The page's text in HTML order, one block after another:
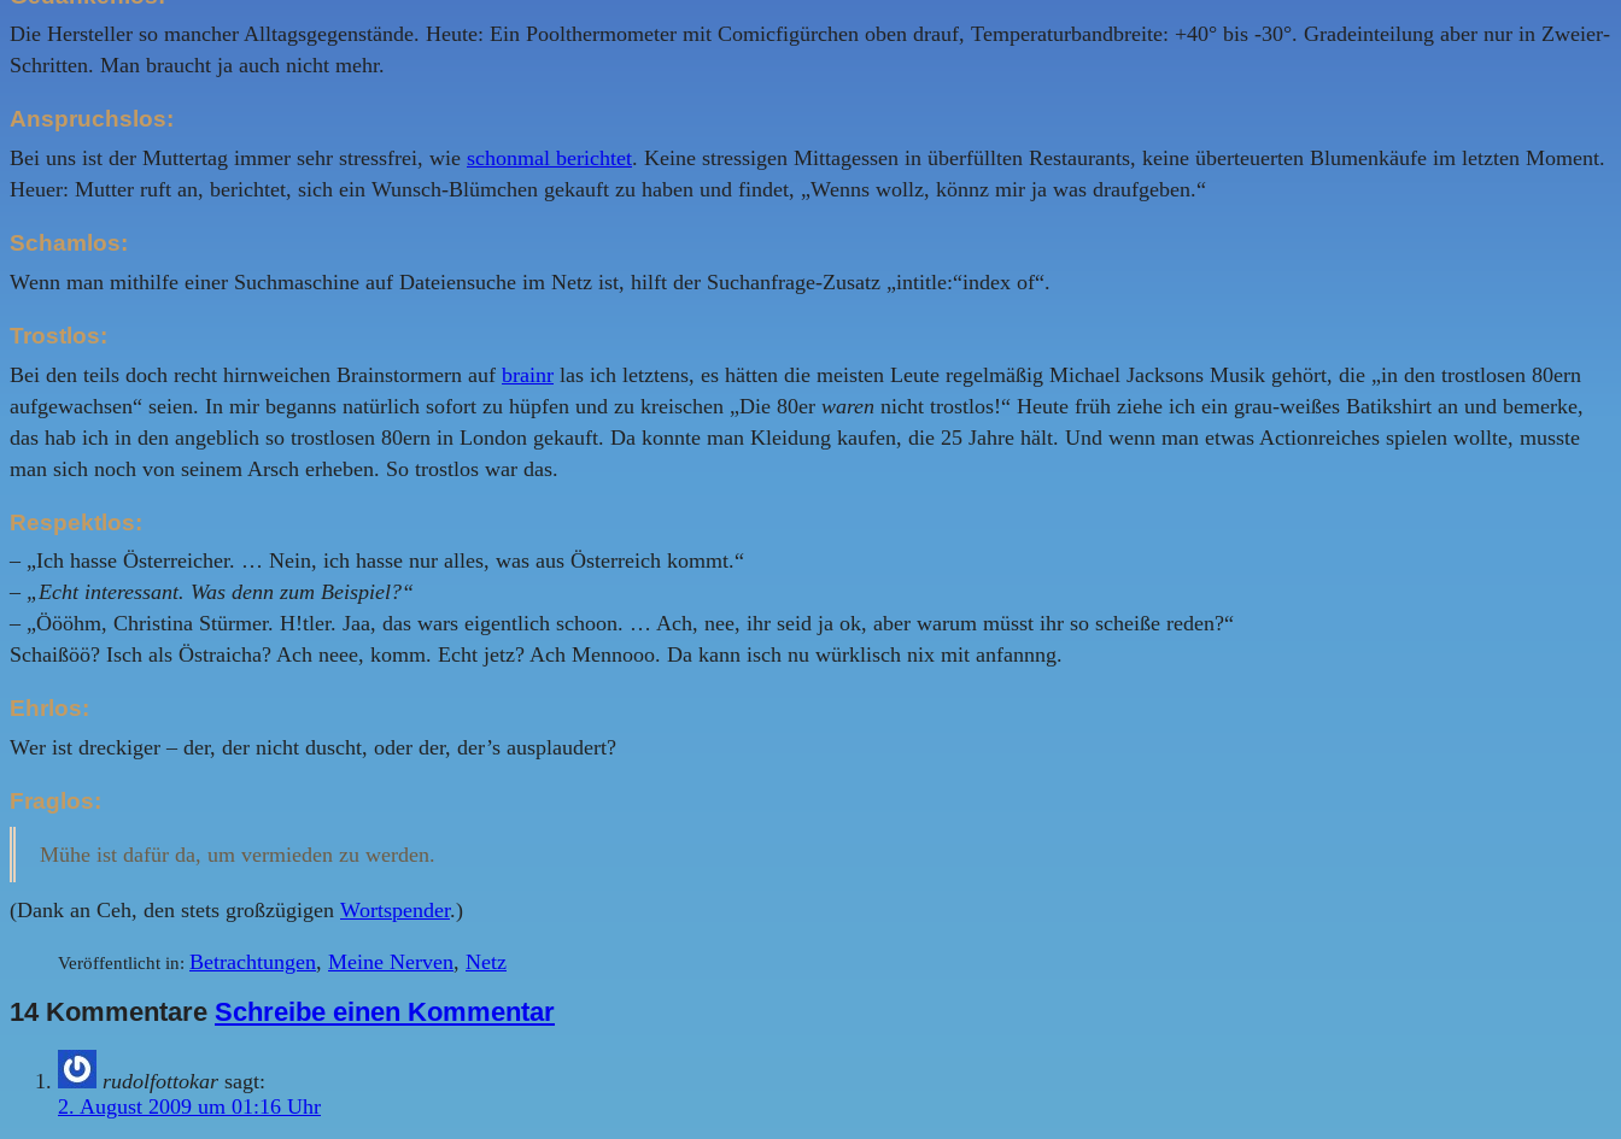
Die Hersteller so mancher Alltagsgegenstände. Heute: Ein Poolthermometer mit Comicfigürchen oben drauf, Temperaturbandbreite: +40° bis -30°. Gradeinteilung aber nur in Zweier-
Schritten. Man braucht ja auch nicht mehr.
Anspruchslos:
Bei uns ist der Muttertag immer sehr stressfrei, wie schonmal berichtet. Keine stressigen Mittagessen in überfüllten Restaurants, keine überteuerten Blumenkäufe im letzten Moment.
Heuer: Mutter ruft an, berichtet, sich ein Wunsch-Blümchen gekauft zu haben und findet, „Wenns wollz, könnz mir ja was draufgeben.“
Schamlos:
Wenn man mithilfe einer Suchmaschine auf Dateiensuche im Netz ist, hilft der Suchanfrage-Zusatz „intitle:“index of“.
Trostlos:
Bei den teils doch recht hirnweichen Brainstormern auf brainr las ich letztens, es hätten die meisten Leute regelmäßig Michael Jacksons Musik gehört, die „in den trostlosen 80ern
aufgewachsen“ seien. In mir beganns natürlich sofort zu hüpfen und zu kreischen „Die 80er waren nicht trostlos!“ Heute früh ziehe ich ein grau-weißes Batikshirt an und bemerke,
das hab ich in den angeblich so trostlosen 80ern in London gekauft. Da konnte man Kleidung kaufen, die 25 Jahre hält. Und wenn man etwas Actionreiches spielen wollte, musste
man sich noch von seinem Arsch erheben. So trostlos war das.
Respektlos:
– „Ich hasse Österreicher. … Nein, ich hasse nur alles, was aus Österreich kommt.“
– „Echt interessant. Was denn zum Beispiel?“
– „Öööhm, Christina Stürmer. H!tler. Jaa, das wars eigentlich schoon. … Ach, nee, ihr seid ja ok, aber warum müsst ihr so scheiße reden?“
Schaißöö? Isch als Östraicha? Ach neee, komm. Echt jetz? Ach Mennooo. Da kann isch nu würklisch nix mit anfannng.
Ehrlos:
Wer ist dreckiger – der, der nicht duscht, oder der, der’s ausplaudert?
Fraglos:
Mühe ist dafür da, um vermieden zu werden.
(Dank an Ceh, den stets großzügigen Wortspender.)
Veröffentlicht in: Betrachtungen, Meine Nerven, Netz
14 Kommentare Schreibe einen Kommentar
rudolfottokar sagt:
2. August 2009 um 01:16 Uhr